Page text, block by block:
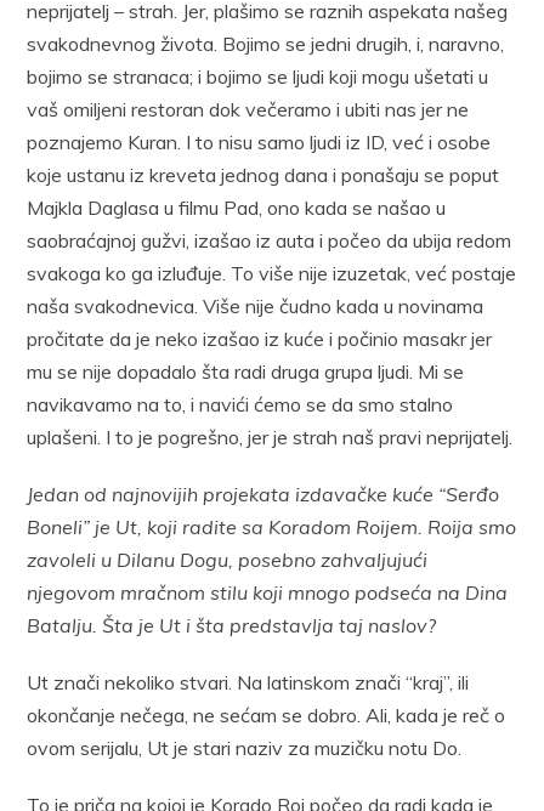
neprijatelj – strah. Jer, plašimo se raznih aspekata našeg
svakodnevnog života. Bojimo se jedni drugih, i, naravno,
bojimo se stranaca; i bojimo se ljudi koji mogu ušetati u
vaš omiljeni restoran dok večeramo i ubiti nas jer ne
poznajemo Kuran. I to nisu samo ljudi iz ID, već i osobe
koje ustanu iz kreveta jednog dana i ponašaju se poput
Majkla Daglasa u filmu Pad, ono kada se našao u
saobraćajnoj gužvi, izašao iz auta i počeo da ubija redom
svakoga ko ga izluđuje. To više nije izuzetak, već postaje
naša svakodnevica. Više nije čudno kada u novinama
pročitate da je neko izašao iz kuće i počinio masakr jer
mu se nije dopadalo šta radi druga grupa ljudi. Mi se
navikavamo na to, i navići ćemo se da smo stalno
uplašeni. I to je pogrešno, jer je strah naš pravi neprijatelj.
Jedan od najnovijih projekata izdavačke kuće “Serđo
Boneli” je Ut, koji radite sa Koradom Roijem. Roija smo
zavoleli u Dilanu Dogu, posebno zahvaljujući
njegovom mračnom stilu koji mnogo podseća na Dina
Batalju. Šta je Ut i šta predstavlja taj naslov?
Ut znači nekoliko stvari. Na latinskom znači “kraj”, ili
okončanje nečega, ne sećam se dobro. Ali, kada je reč o
ovom serijalu, Ut je stari naziv za muzičku notu Do.
To je priča na kojoj je Korado Roi počeo da radi kada je